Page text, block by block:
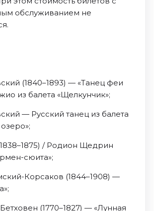
обслуживанием не
(1840–1893) — «Танец феи
из балета «Щелкунчик»;
— Русский танец из балета
/ Родион Щедрин
сюита»;
Корсаков (1844–1908) —
(1770–1827) — «Лунная